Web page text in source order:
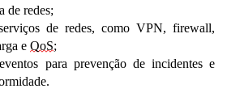
de redes;
de redes, como VPN, firewall,
e QoS;
para prevenção de incidentes e
.